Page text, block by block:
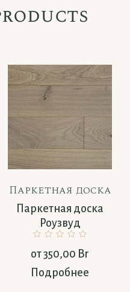
Паркетная доска
Паркетная доска
Роузвуд
от350,00 Br
Подробнее